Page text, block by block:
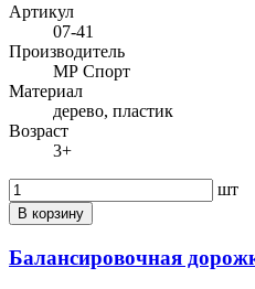
Артикул
07-41
Производитель
МР Спорт
Материал
дерево, пластик
Возраст
3+
шт
В корзину
Балансировочная